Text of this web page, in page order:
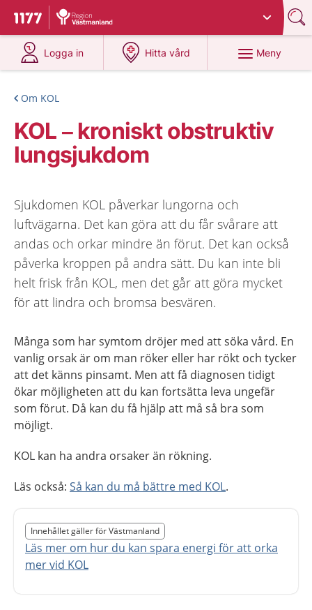
Till startsidan för 1177
Du har valt region
Logga in
på 1177.se
Hitta vård
på 1177.se
Meny
Om KOL
KOL – kroniskt obstruktiv
lungsjukdom
Sjukdomen KOL påverkar lungorna och
luftvägarna. Det kan göra att du får svårare att
andas och orkar mindre än förut. Det kan också
påverka kroppen på andra sätt. Du kan inte bli
helt frisk från KOL, men det går att göra mycket
för att lindra och bromsa besvären.
Många som har symtom dröjer med att söka vård. En
vanlig orsak är om man röker eller har rökt och tycker
att det känns pinsamt. Men att få diagnosen tidigt
ökar möjligheten att du kan fortsätta leva ungefär
som förut. Då kan du få hjälp att må så bra som
möjligt.
KOL kan ha andra orsaker än rökning.
Läs också: Så kan du må bättre med KOL.
Nedan innehåll gäller region Västmanland
Innehållet gäller för Västmanland
Läs mer om hur du kan spara energi för att orka
mer vid KOL
Slut på det regionala tillägget från region Västmanland